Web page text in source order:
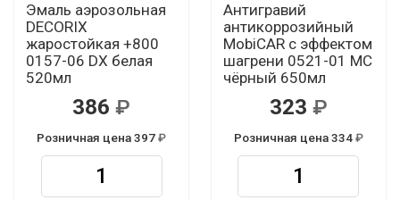
Эмаль аэрозольная
DECORIX
жаростойкая +800
0157-06 DX белая
520мл
386
Розничная цена 397
Антигравий
антикоррозийный
MobiCAR с эффектом
шагрени 0521-01 MC
чёрный 650мл
323
Розничная цена 334